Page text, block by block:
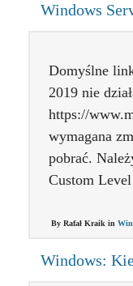
Windows
Domyślne
2019 nie
https://
wymagana
pobrać.
Custom
By Rafał Kraik in
Windows: